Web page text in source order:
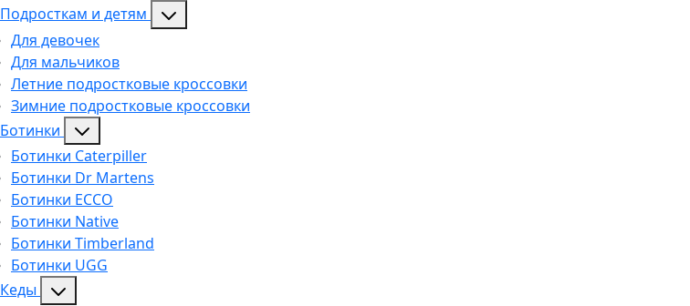
Подросткам и детям
Для девочек
Для мальчиков
Летние подростковые кроссовки
Зимние подростковые кроссовки
Ботинки
Ботинки Caterpiller
Ботинки Dr Martens
Ботинки ECCO
Ботинки Native
Ботинки Timberland
Ботинки UGG
Кеды